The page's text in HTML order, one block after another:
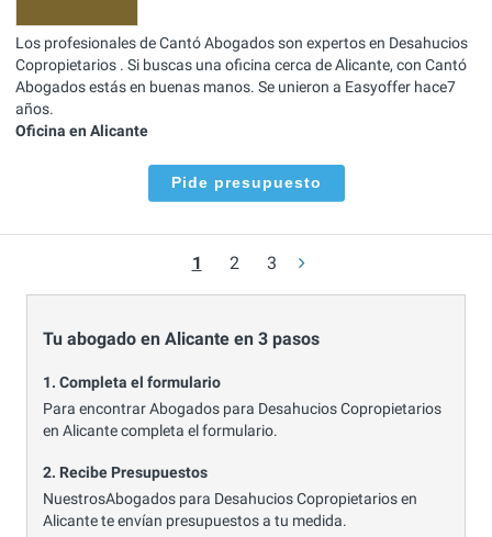
Los profesionales de Cantó Abogados son expertos en Desahucios
Copropietarios . Si buscas una oficina cerca de Alicante, con Cantó
Abogados estás en buenas manos. Se unieron a Easyoffer hace7
años.
Oficina en Alicante
Pide presupuesto
1 2 3
Tu abogado en Alicante en 3 pasos
1. Completa el formulario
Para encontrar Abogados para Desahucios Copropietarios
en Alicante completa el formulario.
2. Recibe Presupuestos
NuestrosAbogados para Desahucios Copropietarios en
Alicante te envían presupuestos a tu medida.